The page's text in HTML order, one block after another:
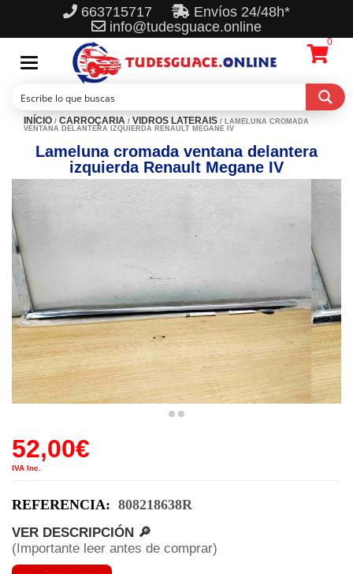
663715717
Envíos 24/48h*
info@tudesguace.online
Toggle
navigation
0
INÍCIO / CARROÇARIA / VIDROS LATERAIS / LAMELUNA CROMADA
VENTANA DELANTERA IZQUIERDA RENAULT MEGANE IV
Lameluna cromada ventana delantera
izquierda Renault Megane IV
52,00€
IVA Inc.
REFERENCIA: 808218638R
VER DESCRIPCIÓN 🔎
(Importante leer antes de comprar)